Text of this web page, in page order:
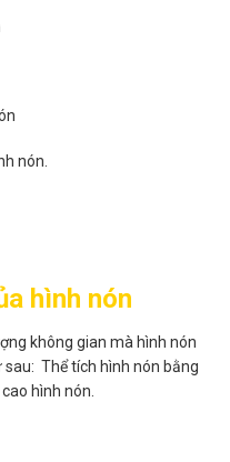
nón.
hình nón
không gian mà hình nón
Thể tích hình nón bằng
hình nón.